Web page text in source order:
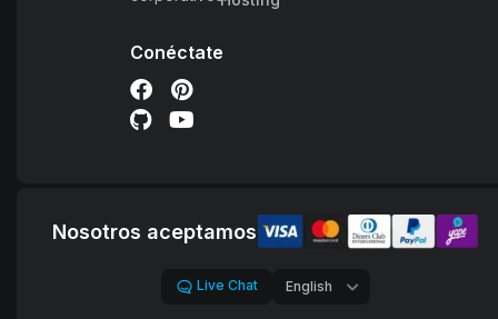
Conéctate
Nosotros aceptamos
Live Chat